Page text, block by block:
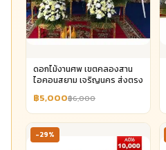
ดอกไม้งานศพ เขตคลองสาน
ไอคอนสยาม เจริญนคร ส่งตรง
฿5,000฿6,000
-29%